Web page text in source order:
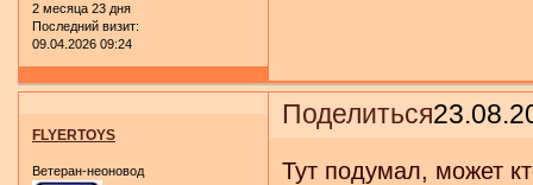
2 месяца 23 дня
Последний визит:
09.04.2026 09:24
Поделиться
FLYERTOYS
Ветеран-неоновод
Тут подумал, может